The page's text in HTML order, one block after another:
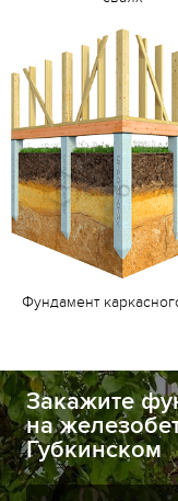
Фундамент
Закажите
на
Губкинском